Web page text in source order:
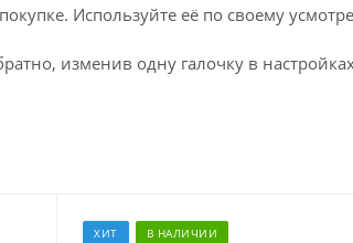
Используйте её по своему
изменив одну галочку в
ХИТ В НАЛИЧИИ